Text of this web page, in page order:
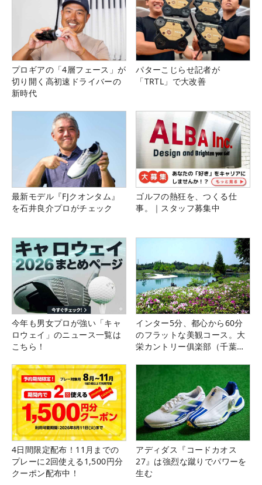
プロギアの「4層フェース」が
切り開く高初速ドライバーの
新時代
パターこじらせ記者が
「TRTL」で大改善
最新モデル『FJクオンタム』
を石井良介プロがチェック
ゴルフの熱狂を、つくる仕
事。｜スタッフ募集中
今年も男女プロが強い「キャ
ロウェイ」のニュース一覧は
こちら！
インター5分、都心から60分
のフラットな美観コース。大
栄カントリー俱楽部（千葉
4日間限定配布！11月までの
プレーに2回使える1,500円分
クーポン配布中！
アディダス『コードカオス
27』は強烈な蹴りでパワーを
生む